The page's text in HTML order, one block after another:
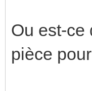
Ou est-ce
pièce